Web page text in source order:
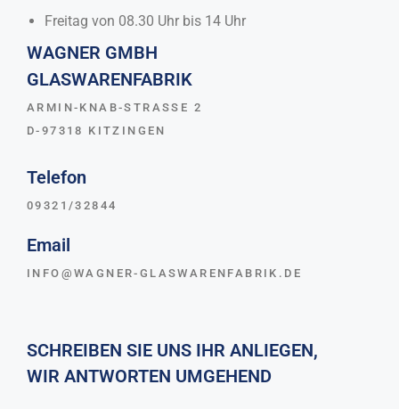
QUALITÄT
Freitag von 08.30 Uhr bis 14 Uhr
WAGNER GMBH
GLASWARENFABRIK
ARMIN-KNAB-STRASSE 2
D-97318 KITZINGEN
Telefon
09321/32844
Email
INFO@WAGNER-GLASWARENFABRIK.DE
SCHREIBEN SIE UNS IHR ANLIEGEN,
WIR ANTWORTEN UMGEHEND